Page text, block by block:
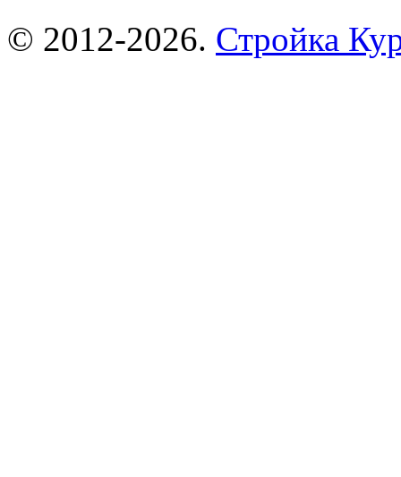
© 2012-2026. Стройка